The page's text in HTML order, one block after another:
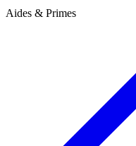
Aides & Primes